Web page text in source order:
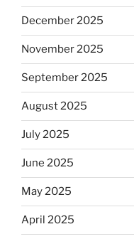
December 2025
November 2025
September 2025
August 2025
July 2025
June 2025
May 2025
April 2025